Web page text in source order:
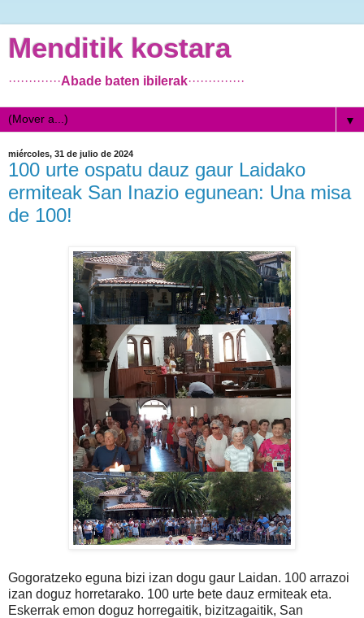
Menditik kostara
·············Abade baten ibilerak··············
▼
miércoles, 31 de julio de 2024
100 urte ospatu dauz gaur Laidako
ermiteak San Inazio egunean: Una misa
de 100!
Gogoratzeko eguna bizi izan dogu gaur Laidan. 100 arrazoi
izan doguz horretarako. 100 urte bete dauz ermiteak eta.
Eskerrak emon doguz horregaitik, bizitzagaitik, San